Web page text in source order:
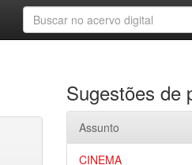
Sugestões de
Assunto
CINEMA